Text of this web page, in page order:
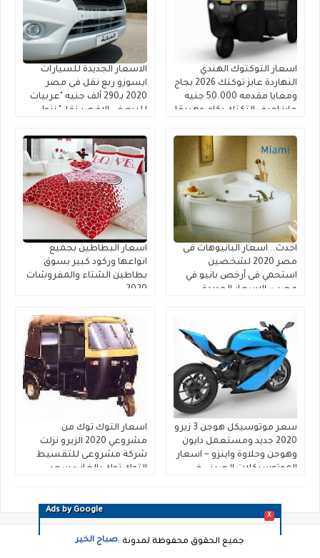
Ads by Google
X
اسعار التوكتوك الهندي
النهاردة عايز توكتك 2026 بجاج
ومعايا مقدمه 50.000 جنيه
عايز اعرف التكتك بكام وهيبقا
كام من مشروعي
الاسعار الجديدة للسيارات
ايسوزو ربع نقل فى مصر
2020 بـ290 ألف جنيه "عربيات
للبيع في الاقصر نقل" نزول
نقل بالكماليات وصور عربيه
دبابه الجديده ال 7 غيار
شيفروليه دبابه 2020 اسعار
عربيه ربع نقل قلاب دبابة
مواصفات lp4
احدث.. اسعار البانيوهات فى
مصر 2020 لشخصين
استحمي فى أرخص بانيو في
مصر :: الاسعار الجديدة
بانيوهات السلاب وسمارت
ديورافيت وكليوباترا وايديال
ستاندرد الاكريليك
اسعار البطاطين بجميع
انواعها وركود كبير بسوق
بطاطين الشتاء والمفروشات
2020
سعر موتوسيكل هوجن 3 زيرو
2020 جديد ومستعمل دايون
وهوجن وحلاوة واينزو ~ اسعار
الموتوسيكلات الصينى فى
اسعار التوك توك من
مشروعي 2020 الزيرو نزلت
شركة مشروعى للتقسيط
التوك توك بالغاز ~ سعر
وعنوان مركز خدمة التكاتك
جميع الحقوق محفوظة لمدونة :صباح الخير